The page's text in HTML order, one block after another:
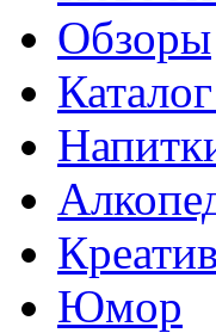
Обзоры
Креатив
Юмор